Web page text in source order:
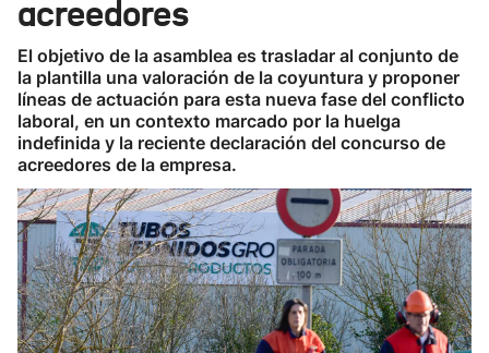
acreedores
El objetivo de la asamblea es trasladar al conjunto de
la plantilla una valoración de la coyuntura y proponer
líneas de actuación para esta nueva fase del conflicto
laboral, en un contexto marcado por la huelga
indefinida y la reciente declaración del concurso de
acreedores de la empresa.